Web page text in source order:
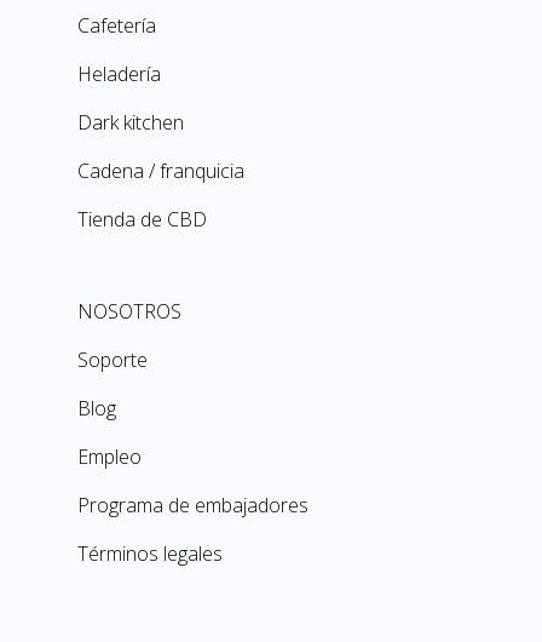
Cafetería
Heladería
Dark kitchen
Cadena / franquicia
Tienda de CBD
NOSOTROS
Soporte
Blog
Empleo
Programa de embajadores
Términos legales